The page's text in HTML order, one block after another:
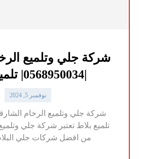
شركة جلي وتلميع
|0568950034| تلميع بلاط
نوفمبر 5, 2024
تلميع بلاط تعتبر شركة جلي
من افضل شركات جلي